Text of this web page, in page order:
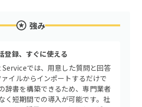
強み
登録、すぐに使える
では、用意した質問と回答
イルからインポートするだけで
辞書を構築できるため、専門業者
く短期間での導入が可能です。社